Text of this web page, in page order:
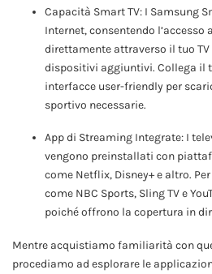
Capacità Smart TV: I Samsung
Internet, consentendo
direttamente attraverso il tuo TV
dispositivi aggiuntivi. Collega il
interfacce user-friendly per
sportivo necessarie.
App di Streaming Integrate: I
vengono preinstallati con
come Netflix, Disney+ e altro.
come NBC Sports, Sling TV e
poiché offrono la copertura in
Mentre acquistiamo familiarità con
procediamo ad esplorare le